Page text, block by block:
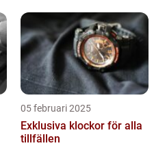
05 februari 2025
Exklusiva klockor för alla
tillfällen